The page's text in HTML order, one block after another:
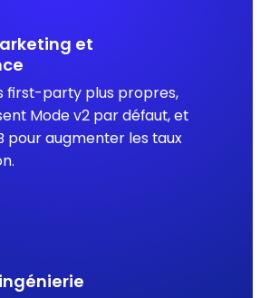
et
first-party plus propres,
Mode v2 par défaut, et
pour augmenter les taux